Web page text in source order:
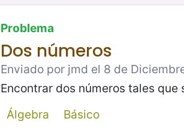
Problema
Dos números
Enviado por jmd el 8 de
Encontrar dos números tales
Álgebra
Básico